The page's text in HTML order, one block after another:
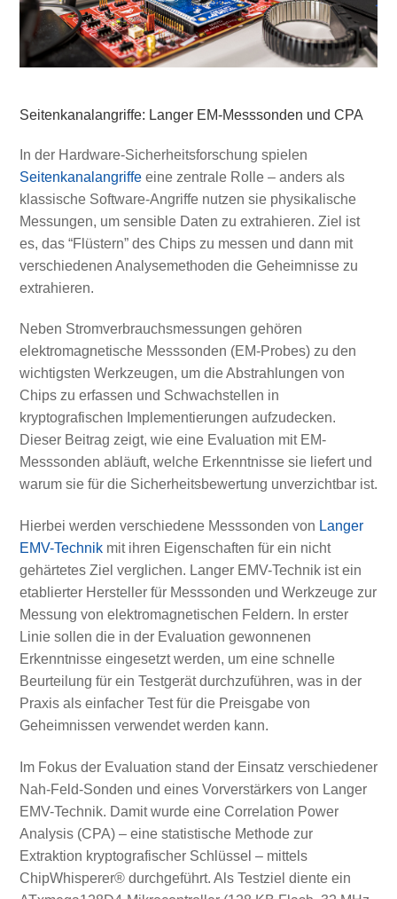
Seitenkanalangriffe: Langer EM-Messsonden und CPA
In der Hardware-Sicherheitsforschung spielen
Seitenkanalangriffeeine zentrale Rolle – anders als
klassische Software-Angriffe nutzen sie physikalische
Messungen, um sensible Daten zu extrahieren. Ziel ist
es, das “Flüstern” des Chips zu messen und dann mit
verschiedenen Analysemethoden die Geheimnisse zu
extrahieren.
Neben Stromverbrauchsmessungen gehören
elektromagnetische Messsonden (EM-Probes) zu den
wichtigsten Werkzeugen, um die Abstrahlungen von
Chips zu erfassen und Schwachstellen in
kryptografischen Implementierungen aufzudecken.
Dieser Beitrag zeigt, wie eine Evaluation mit EM-
Messsonden abläuft, welche Erkenntnisse sie liefert und
warum sie für die Sicherheitsbewertung unverzichtbar ist.
Hierbei werden verschiedene Messsonden von Langer
EMV-Technikmit ihren Eigenschaften für ein nicht
gehärtetes Ziel verglichen. Langer EMV-Technik ist ein
etablierter Hersteller für Messsonden und Werkzeuge zur
Messung von elektromagnetischen Feldern. In erster
Linie sollen die in der Evaluation gewonnenen
Erkenntnisse eingesetzt werden, um eine schnelle
Beurteilung für ein Testgerät durchzuführen, was in der
Praxis als einfacher Test für die Preisgabe von
Geheimnissen verwendet werden kann.
Im Fokus der Evaluation stand der Einsatz verschiedener
Nah-Feld-Sonden und eines Vorverstärkers von Langer
EMV-Technik. Damit wurde eine Correlation Power
Analysis (CPA) – eine statistische Methode zur
Extraktion kryptografischer Schlüssel – mittels
ChipWhisperer® durchgeführt. Als Testziel diente ein